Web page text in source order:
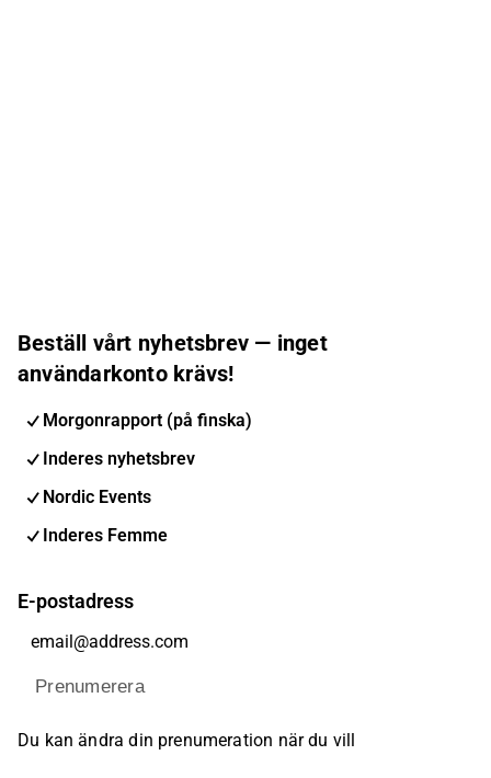
Beställ vårt nyhetsbrev — inget
användarkonto krävs!
Morgonrapport (på finska)
Inderes nyhetsbrev
Nordic Events
Inderes Femme
E-postadress
Prenumerera
Du kan ändra din prenumeration när du vill